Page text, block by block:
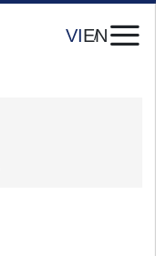
VIEN